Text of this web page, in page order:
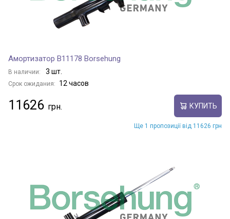
Амортизатор B11178 Borsehung
В наличии: 3 шт.
Срок ожидания: 12 часов
11626 КУПИТЬ
Ще 1 пропозиції від 11626 грн